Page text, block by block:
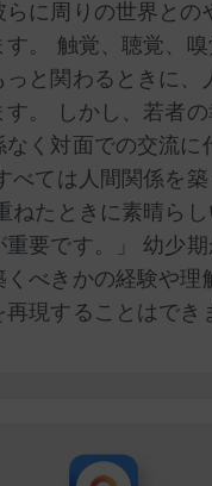
らに周りの世界との
。 触覚、聴覚、
っと関わるときに、
す。 しかし、若者
く対面での交流に
べては人間関係を
ねたときに素晴ら
要です。」 幼少期
べきかの経験や理
現することはでき